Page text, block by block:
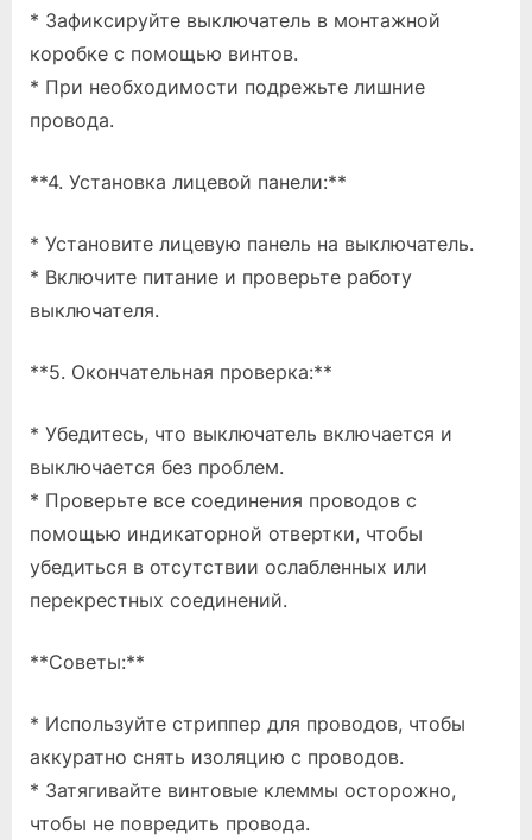
* Зафиксируйте выключатель в монтажной
коробке с помощью винтов.
* При необходимости подрежьте лишние
провода.
**4. Установка лицевой панели:**
* Установите лицевую панель на выключатель.
* Включите питание и проверьте работу
выключателя.
**5. Окончательная проверка:**
* Убедитесь, что выключатель включается и
выключается без проблем.
* Проверьте все соединения проводов с
помощью индикаторной отвертки, чтобы
убедиться в отсутствии ослабленных или
перекрестных соединений.
**Советы:**
* Используйте стриппер для проводов, чтобы
аккуратно снять изоляцию с проводов.
* Затягивайте винтовые клеммы осторожно,
чтобы не повредить провода.